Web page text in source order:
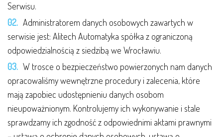
Serwisu.
Administratorem danych osobowych zawartych w
serwisie jest: Alitech Automatyka spółka z ograniczoną
odpowiedzialnością z siedzibą we Wrocławiu.
W trosce o bezpieczeństwo powierzonych nam danych
opracowaliśmy wewnętrzne procedury i zalecenia, które
mają zapobiec udostępnieniu danych osobom
nieupoważnionym. Kontrolujemy ich wykonywanie i stale
sprawdzamy ich zgodność z odpowiednimi aktami prawnymi